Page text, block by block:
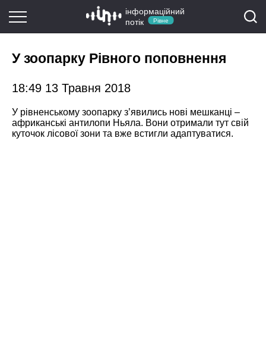
інформаційний
потік
Рівне
У зоопарку Рівного поповнення
18:49 13 Травня 2018
У рівненському зоопарку з’явились нові мешканці –
африканські антилопи Ньяла. Вони отримали тут свій
куточок лісової зони та вже встигли адаптуватися.